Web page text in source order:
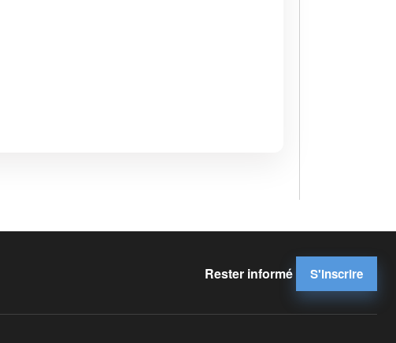
Rester informé S'inscrire